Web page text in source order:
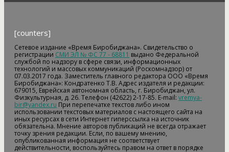
[counters]
Сетевое издание «Время Биробиджана». Свидетельство о
регистрации СМИ ЭЛ № ФС 77 - 68811 выдано Федеральной
службой по надзору в сфере связи, информационных
технологий и массовых коммуникаций (Роскомнадзор) от
07.03.2017 года. Заместитель главного редактора ООО «Время
Биробиджана»: Кондратенко Т.В. Адрес издателя и редакции:
679015, Еврейская автономная область, г. Биробиджан, ул.
Физкультурная, д. 26. Телефон (42622) 2-17-85. E-mail: vremya-
bir@yandex.ru При перепечатке текстов либо ином
использовании текстовых материалов с настоящего сайта на
иных ресурсах в сети Интернет гиперссылка на источник
обязательна. Мнение авторов публикаций не всегда отражает
точку зрения редакции. Если, по вашему мнению,
опубликованная информация не соответствует
действительности, воспользуйтесь правом на ответ в порядке